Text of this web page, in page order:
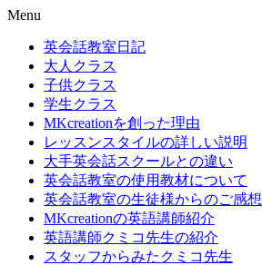
Menu
英会話教室日記
大人クラス
子供クラス
学生クラス
MKcreationを創った理由
レッスンスタイルの詳しい説明
大手英会話スクールとの違い
英会話教室の使用教材について
英会話教室の生徒様からのご感想
MKcreationの英語講師紹介
英語講師クミコ先生の紹介
スタッフからみたクミコ先生